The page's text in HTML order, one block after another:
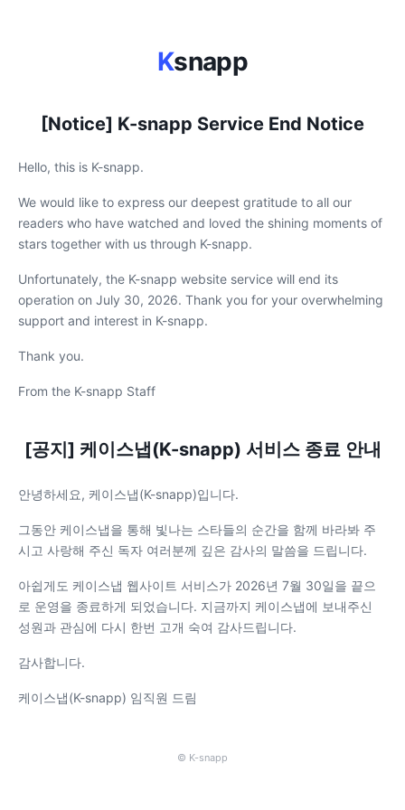
Ksnapp
[Notice] K-snapp Service End Notice
Hello, this is K-snapp.
We would like to express our deepest gratitude to all our
readers who have watched and loved the shining moments of
stars together with us through K-snapp.
Unfortunately, the K-snapp website service will end its
operation on July 30, 2026. Thank you for your overwhelming
support and interest in K-snapp.
Thank you.
From the K-snapp Staff
[공지] 케이스냅(K-snapp) 서비스 종료 안내
안녕하세요, 케이스냅(K-snapp)입니다.
그동안 케이스냅을 통해 빛나는 스타들의 순간을 함께 바라봐 주
시고 사랑해 주신 독자 여러분께 깊은 감사의 말씀을 드립니다.
아쉽게도 케이스냅 웹사이트 서비스가 2026년 7월 30일을 끝으
로 운영을 종료하게 되었습니다. 지금까지 케이스냅에 보내주신
성원과 관심에 다시 한번 고개 숙여 감사드립니다.
감사합니다.
케이스냅(K-snapp) 임직원 드림
© K-snapp